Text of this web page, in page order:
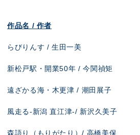
作品名 / 作者
らびりんす / 生田一美
新松戸駅・開業50年 / 今関禎矩
遠ざかる海・木更津 / 潮田展子
風走る-新潟 直江津-/ 新沢久美子
森語り（もりがたり）/ 高橋美保